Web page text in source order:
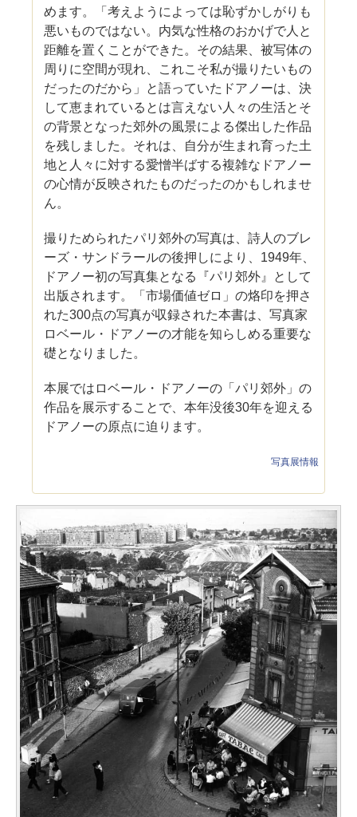
めます。「考えようによっては恥ずかしがりも
悪いものではない。内気な性格のおかげで人と
距離を置くことができた。その結果、被写体の
周りに空間が現れ、これこそ私が撮りたいもの
だったのだから」と語っていたドアノーは、決
して恵まれているとは言えない人々の生活とそ
の背景となった郊外の風景による傑出した作品
を残しました。それは、自分が生まれ育った土
地と人々に対する愛憎半ばする複雑なドアノー
の心情が反映されたものだったのかもしれませ
ん。
撮りためられたパリ郊外の写真は、詩人のブレ
ーズ・サンドラールの後押しにより、1949年、
ドアノー初の写真集となる『パリ郊外』として
出版されます。「市場価値ゼロ」の烙印を押さ
れた300点の写真が収録された本書は、写真家
ロベール・ドアノーの才能を知らしめる重要な
礎となりました。
本展ではロベール・ドアノーの「パリ郊外」の
作品を展示することで、本年没後30年を迎える
ドアノーの原点に迫ります。
写真展情報